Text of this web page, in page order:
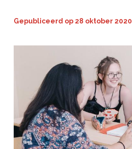
Gepubliceerd op 28 oktober 2020